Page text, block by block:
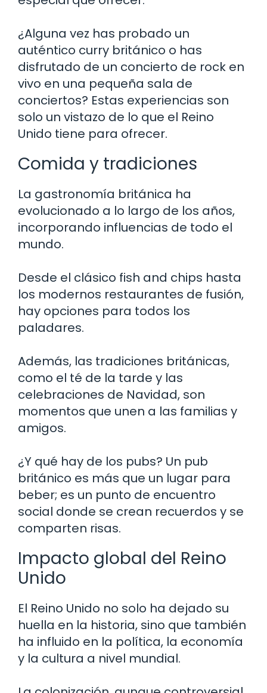
¿Alguna vez has probado un
auténtico curry británico o has
disfrutado de un concierto de rock en
vivo en una pequeña sala de
conciertos? Estas experiencias son
solo un vistazo de lo que el Reino
Unido tiene para ofrecer.
Comida y tradiciones
La gastronomía británica ha
evolucionado a lo largo de los años,
incorporando influencias de todo el
mundo.
Desde el clásico fish and chips hasta
los modernos restaurantes de fusión,
hay opciones para todos los
paladares.
Además, las tradiciones británicas,
como el té de la tarde y las
celebraciones de Navidad, son
momentos que unen a las familias y
amigos.
¿Y qué hay de los pubs? Un pub
británico es más que un lugar para
beber; es un punto de encuentro
social donde se crean recuerdos y se
comparten risas.
Impacto global del Reino
Unido
El Reino Unido no solo ha dejado su
huella en la historia, sino que también
ha influido en la política, la economía
y la cultura a nivel mundial.